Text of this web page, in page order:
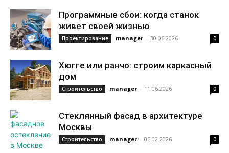
Программные сбои: когда станок
живет своей жизнью
Проектирование manager - 30.06.2026 0
Хюгге или ранчо: строим каркасный
дом
Строительство manager - 11.06.2026 0
Стеклянный фасад в архитектуре
Москвы
Строительство manager - 05.02.2026 0